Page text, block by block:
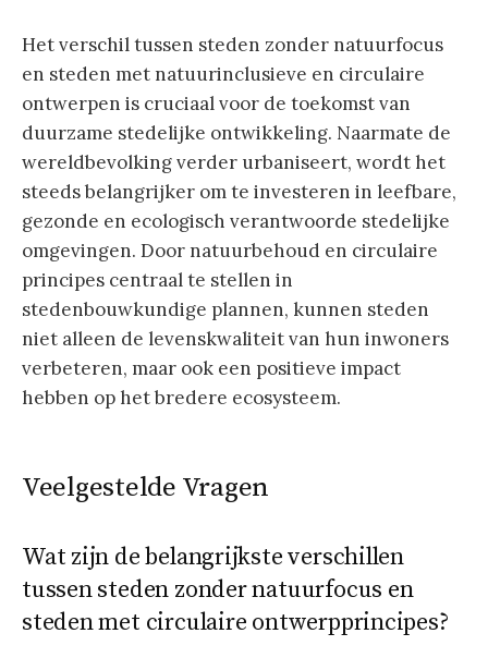
Het verschil tussen steden zonder natuurfocus
en steden met natuurinclusieve en circulaire
ontwerpen is cruciaal voor de toekomst van
duurzame stedelijke ontwikkeling. Naarmate de
wereldbevolking verder urbaniseert, wordt het
steeds belangrijker om te investeren in leefbare,
gezonde en ecologisch verantwoorde stedelijke
omgevingen. Door natuurbehoud en circulaire
principes centraal te stellen in
stedenbouwkundige plannen, kunnen steden
niet alleen de levenskwaliteit van hun inwoners
verbeteren, maar ook een positieve impact
hebben op het bredere ecosysteem.
Veelgestelde Vragen
Wat zijn de belangrijkste verschillen
tussen steden zonder natuurfocus en
steden met circulaire ontwerpprincipes?